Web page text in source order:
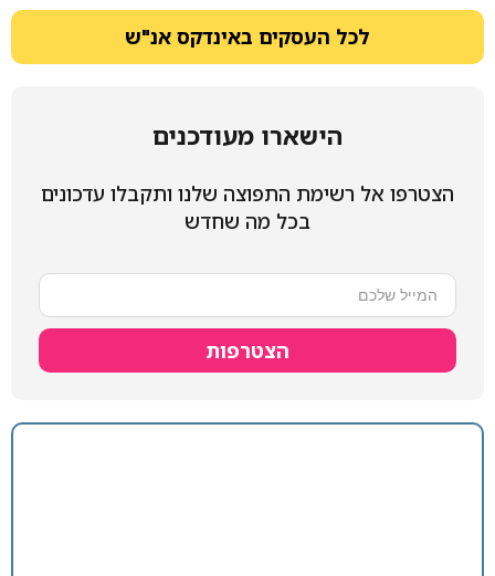
לכל העסקים באינדקס אנ"ש
הישארו מעודכנים
הצטרפו אל רשימת התפוצה שלנו ותקבלו עדכונים
בכל מה שחדש
הצטרפות